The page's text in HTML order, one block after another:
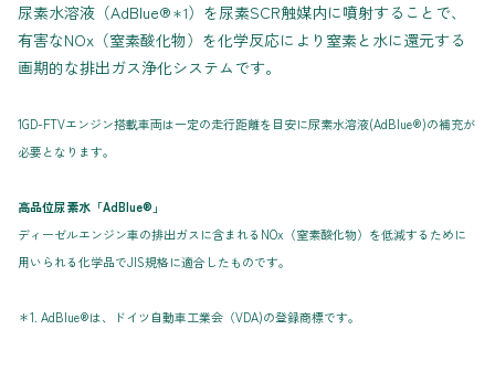
尿素水溶液（AdBlue®＊1）を尿素SCR触媒内に噴射することで、
有害なNOx（窒素酸化物）を化学反応により窒素と水に還元する
画期的な排出ガス浄化システムです。
1GD-FTVエンジン搭載車両は一定の走行距離を目安に尿素水溶液(AdBlue®)の補充が
必要となります。
高品位尿素水「AdBlue®」
ディーゼルエンジン車の排出ガスに含まれるNOx（窒素酸化物）を低減するために
用いられる化学品でJIS規格に適合したものです。
＊1. AdBlue®は、ドイツ自動車工業会（VDA)の登録商標です。